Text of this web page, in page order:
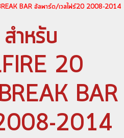
BAR อัลพาร์ด/เวลไฟร์20 2008-2014
ำหรับ
20
BAR
2014